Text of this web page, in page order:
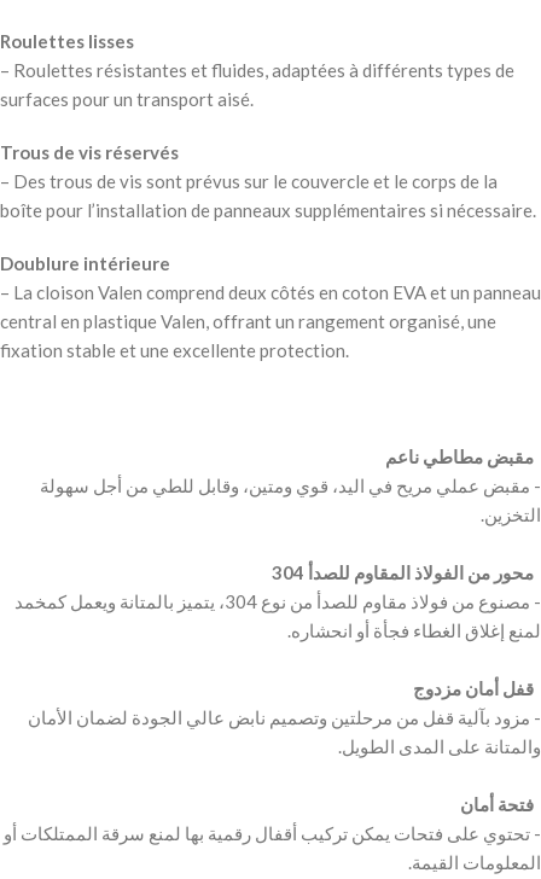
Roulettes lisses
– Roulettes résistantes et fluides, adaptées à différents types de
surfaces pour un transport aisé.
Trous de vis réservés
– Des trous de vis sont prévus sur le couvercle et le corps de la
boîte pour l’installation de panneaux supplémentaires si nécessaire.
Doublure intérieure
– La cloison Valen comprend deux côtés en coton EVA et un panneau
central en plastique Valen, offrant un rangement organisé, une
fixation stable et une excellente protection.
‫- مقبض عملي مريح في اليد، قوي ومتین، وقابل للطي من أجل سهولة
‫- مصنوع من فولاذ مقاوم للصدأ من نوع 304، يتميز بالمتانة ويعمل كمخمد
‫- مزود بآلية قفل من مرحلتين وتصميم نابض عالي الجودة لضمان الأمان
‫- تحتوي على فتحات يمكن تركيب أقفال رقمية بها لمنع سرقة الممتلكات أو